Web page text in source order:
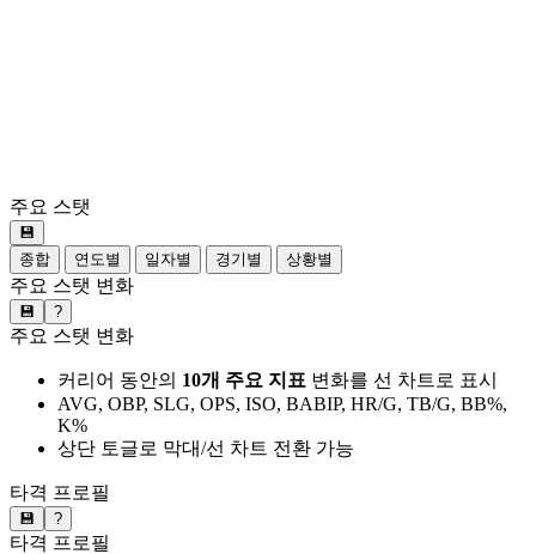
주요 스탯
💾
종합
연도별 일자별 경기별 상황별
주요 스탯 변화
💾 ?
주요 스탯 변화
커리어 동안의 10개 주요 지표 변화를 선 차트로 표시
AVG, OBP, SLG, OPS, ISO, BABIP, HR/G, TB/G, BB%,
K%
상단 토글로 막대/선 차트 전환 가능
타격 프로필
💾 ?
타격 프로필